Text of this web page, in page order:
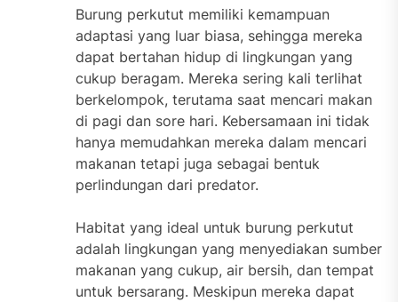
Burung perkutut memiliki kemampuan
adaptasi yang luar biasa, sehingga mereka
dapat bertahan hidup di lingkungan yang
cukup beragam. Mereka sering kali terlihat
berkelompok, terutama saat mencari makan
di pagi dan sore hari. Kebersamaan ini tidak
hanya memudahkan mereka dalam mencari
makanan tetapi juga sebagai bentuk
perlindungan dari predator.
Habitat yang ideal untuk burung perkutut
adalah lingkungan yang menyediakan sumber
makanan yang cukup, air bersih, dan tempat
untuk bersarang. Meskipun mereka dapat